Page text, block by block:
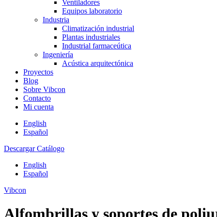
Ventiladores
Equipos laboratorio
Industria
Climatización industrial
Plantas industriales
Industrial farmaceútica
Ingeniería
Acústica arquitectónica
Proyectos
Blog
Sobre Vibcon
Contacto
Mi cuenta
English
Español
Descargar Catálogo
English
Español
Vibcon